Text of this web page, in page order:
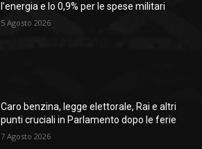
l’energia e lo 0,9% per le spese militari
5 Agosto 2026
Caro benzina, legge elettorale, Rai e altri
punti cruciali in Parlamento dopo le ferie
7 Agosto 2026